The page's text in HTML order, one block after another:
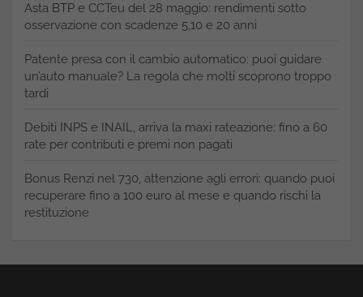
Asta BTP e CCTeu del 28 maggio: rendimenti sotto
osservazione con scadenze 5,10 e 20 anni
Patente presa con il cambio automatico: puoi guidare
un’auto manuale? La regola che molti scoprono troppo
tardi
Debiti INPS e INAIL, arriva la maxi rateazione: fino a 60
rate per contributi e premi non pagati
Bonus Renzi nel 730, attenzione agli errori: quando puoi
recuperare fino a 100 euro al mese e quando rischi la
restituzione